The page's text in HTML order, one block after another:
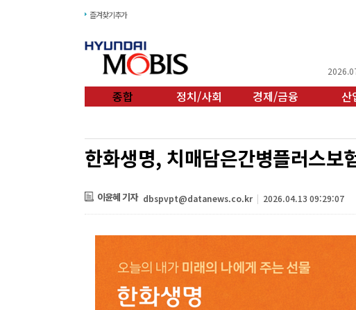
즐겨찾기추가
종합 정치/사회 경제/금융 산
한화생명, 치매담은간병플러스보
이윤혜 기자 dbspvpt@datanews.co.kr | 2026.04.13 09:29:07